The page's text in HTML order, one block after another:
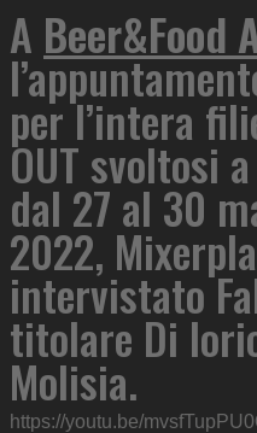
A Beer&Food
per l’intera
OUT svoltosi
dal 27 al 30
2022,
intervistato
titolare Di
Molisia.
https://youtu.be/